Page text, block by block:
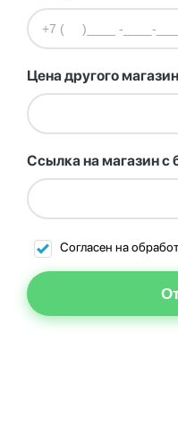
Цена другого
Ссылка на магазин с
Согласен на